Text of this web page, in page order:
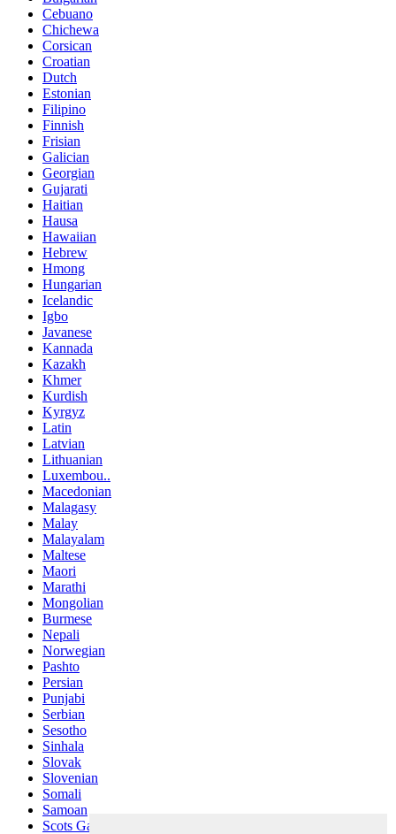
Cebuano
Chichewa
Corsican
Croatian
Dutch
Estonian
Filipino
Finnish
Frisian
Galician
Georgian
Gujarati
Haitian
Hausa
Hawaiian
Hebrew
Hmong
Hungarian
Icelandic
Igbo
Javanese
Kannada
Kazakh
Khmer
Kurdish
Kyrgyz
Latin
Latvian
Lithuanian
Luxembou..
Macedonian
Malagasy
Malay
Malayalam
Maltese
Maori
Marathi
Mongolian
Burmese
Nepali
Norwegian
Pashto
Persian
Punjabi
Serbian
Sesotho
Sinhala
Slovak
Slovenian
Somali
Samoan
Scots Gaelic